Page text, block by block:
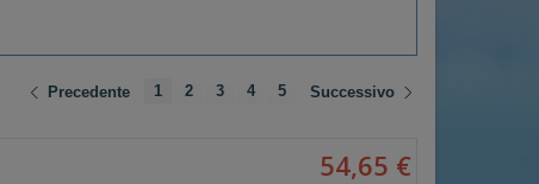
Precedente 1 2 3 4 5 Successivo
54,65 €